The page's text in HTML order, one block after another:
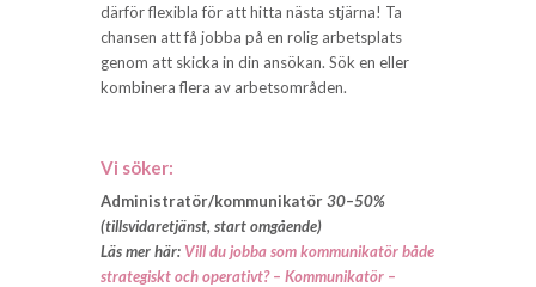
därför flexibla för att hitta nästa stjärna! Ta
chansen att få jobba på en rolig arbetsplats
genom att skicka in din ansökan. Sök en eller
kombinera flera av arbetsområden.
Vi söker:
Administratör/kommunikatör30–50%
(tillsvidaretjänst, start omgående)
Läs mer här: Vill du jobba som kommunikatör både
strategiskt och operativt? – Kommunikatör –